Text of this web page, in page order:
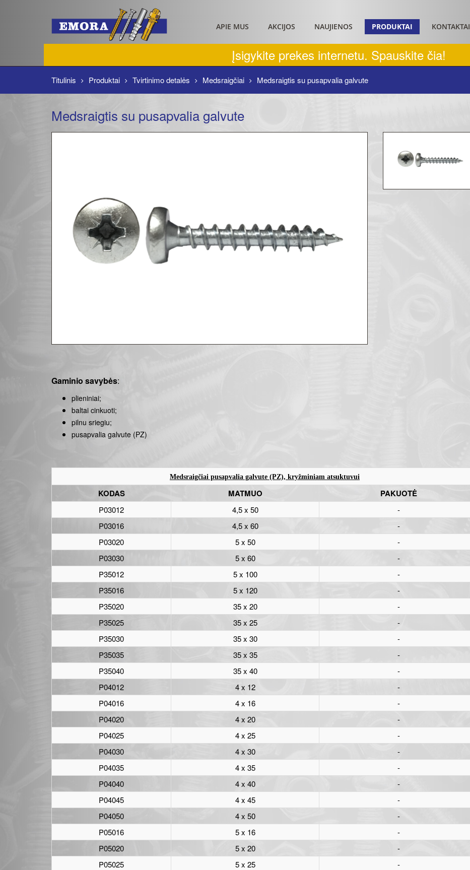
APIE MUS AKCIJOS NAUJIENOS PRODUKTAI KONTAKTAI
Įsigykite prekes internetu. Spauskite čia!
Titulinis Produktai Tvirtinimo detalės Medsraigčiai Medsraigtis su pusapvalia galvute
Medsraigtis su pusapvalia galvute
Gaminio savybės:
plieniniai;
baltai cinkuoti;
pilnu sriegiu;
pusapvalia galvute (PZ)
Medsraigčiai pusapvalia galvute (PZ), kryžminiam atsuktuvui
KODAS MATMUO PAKUOTĖ
P03012 4,5 x 50
-
P03016
4,5 x 60
-
P03020
5 x 50
-
P03030
5 x 60
-
P35012
5 x 100
-
P35016
5 x 120
-
P35020
35 x 20
-
P35025
35 x 25
-
P35030
35 x 30
-
P35035
35 x 35
-
P35040
35 x 40
-
P04012
4 x 12
-
P04016
4 x 16
-
P04020
4 x 20
-
P04025
4 x 25
-
P04030
4 x 30
-
P04035
4 x 35
-
P04040
4 x 40
-
P04045
4 x 45
-
P04050
4 x 50
-
P05016
5 x 16
-
P05020
5 x 20
-
P05025
5 x 25
-